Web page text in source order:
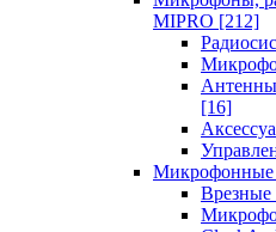
MIPRO [212]
[16]
Микрофонные